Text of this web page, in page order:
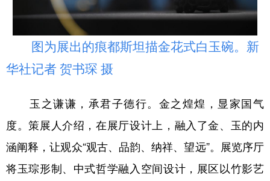
图为展出的痕都斯坦描金花式白玉碗。新
华社记者 贺书琛 摄
玉之谦谦，承君子德行。金之煌煌，显家国气
度。策展人介绍，在展厅设计上，融入了金、玉的内
涵阐释，让观众“观古、品韵、纳祥、望远”。展览序厅
将玉琮形制、中式哲学融入空间设计，展区以竹影艺